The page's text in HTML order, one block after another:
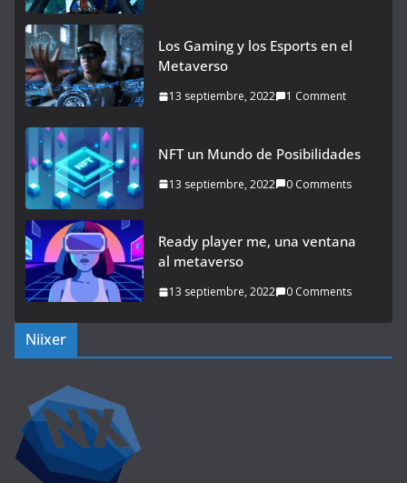
Los Gaming y los Esports en el
Metaverso
13 septiembre, 2022 1 Comment
NFT un Mundo de Posibilidades
13 septiembre, 2022 0 Comments
Ready player me, una ventana
al metaverso
13 septiembre, 2022 0 Comments
Niixer